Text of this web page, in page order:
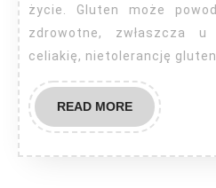
życie. Gluten może
zdrowotne, zwłaszcza
celiakię, nietolerancję
READ MOREREAD
MORE